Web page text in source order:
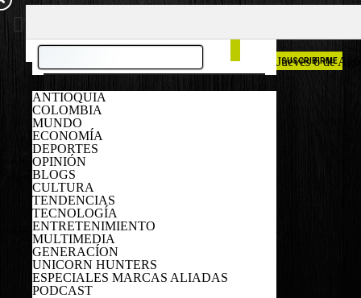
ANTIOQUIA
COLOMBIA
MUNDO
ECONOMÍA
DEPORTES
OPINIÓN
BLOGS
CULTURA
TENDENCIAS
TECNOLOGÍA
ENTRETENIMIENTO
MULTIMEDIA
GENERACÍON
UNICORN HUNTERS
ESPECIALES MARCAS ALIADAS
PODCAST
Jueves 6 de
SUSCRIBIRME